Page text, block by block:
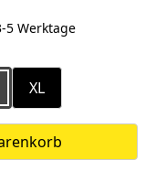
5 Werktage
XL